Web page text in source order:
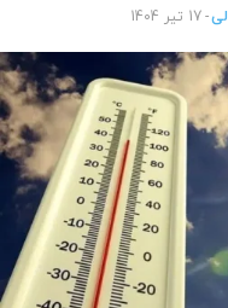
-17 تیر 1404